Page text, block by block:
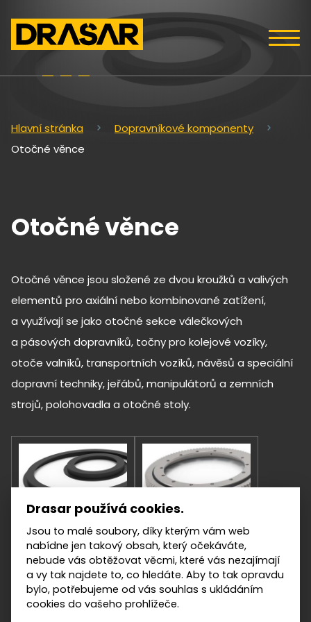
Hlavní stránka
Dopravníkové komponenty
Otočné věnce
Otočné věnce
Otočné věnce jsou složené ze dvou kroužků a valivých
elementů pro axiální nebo kombinované zatížení,
a využívají se jako otočné sekce válečkových
a pásových dopravníků, točny pro kolejové vozíky,
otoče valníků, transportních vozíků, návěsů a speciální
dopravní techniky, jeřábů, manipulátorů a zemních
strojů, polohovadla a otočné stoly.
Drasar používá cookies.
Jsou to malé soubory, díky kterým vám web
nabídne jen takový obsah, který očekáváte,
nebude vás obtěžovat věcmi, které vás nezajímají
a vy tak najdete to, co hledáte. Aby to tak opravdu
bylo, potřebujeme od vás souhlas s ukládáním
cookies do vašeho prohlížeče.